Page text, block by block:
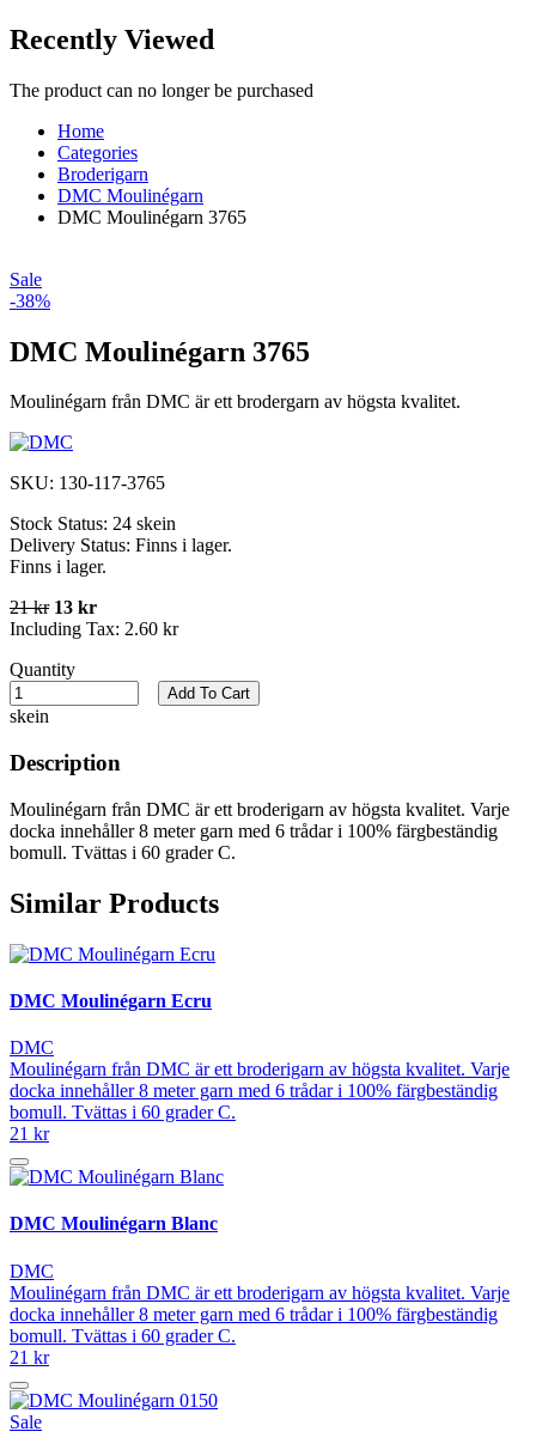
Recently Viewed
The product can no longer be purchased
Home
Categories
Broderigarn
DMC Moulinégarn
DMC Moulinégarn 3765
Sale
-38%
DMC Moulinégarn 3765
Moulinégarn från DMC är ett brodergarn av högsta kvalitet.
SKU: 130-117-3765
Stock Status: 24 skein
Delivery Status: Finns i lager.
Finns i lager.
21 kr 13 kr
Including Tax: 2.60 kr
Quantity
skein
Add To Cart
Description
Moulinégarn från DMC är ett broderigarn av högsta kvalitet. Varje
docka innehåller 8 meter garn med 6 trådar i 100% färgbeständig
bomull. Tvättas i 60 grader C.
Similar Products
DMC Moulinégarn Ecru
DMC
Moulinégarn från DMC är ett broderigarn av högsta kvalitet. Varje
docka innehåller 8 meter garn med 6 trådar i 100% färgbeständig
bomull. Tvättas i 60 grader C.
21 kr
DMC Moulinégarn Blanc
DMC
Moulinégarn från DMC är ett broderigarn av högsta kvalitet. Varje
docka innehåller 8 meter garn med 6 trådar i 100% färgbeständig
bomull. Tvättas i 60 grader C.
21 kr
Sale